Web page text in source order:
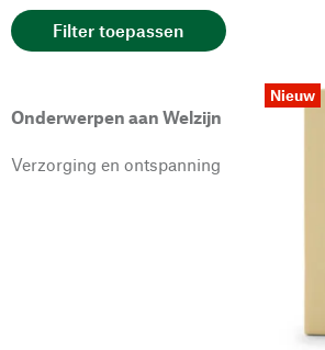
hibi
Huss
Kilwing Weihrauch-
Kneisz Design
Filter toepassen
Onderwerpen aan Welzijn
Verzorging en ontspanning
Nieuw